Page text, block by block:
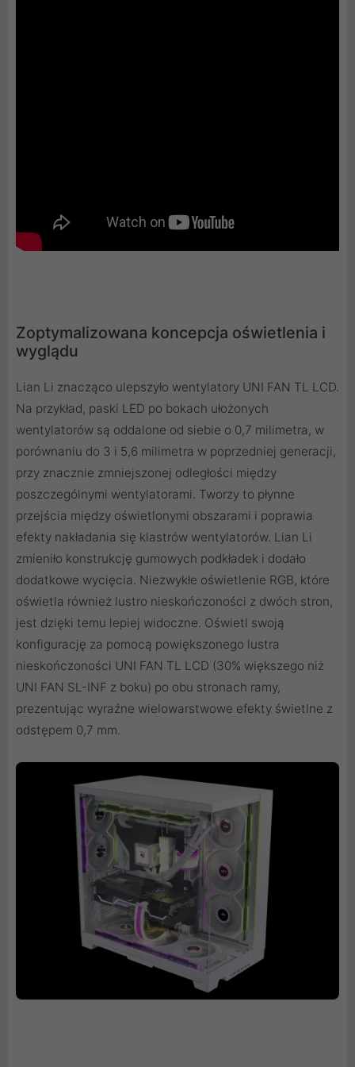
Zoptymalizowana koncepcja oświetlenia i
wyglądu
Lian Li znacząco ulepszyło wentylatory UNI FAN TL LCD.
Na przykład, paski LED po bokach ułożonych
wentylatorów są oddalone od siebie o 0,7 milimetra, w
porównaniu do 3 i 5,6 milimetra w poprzedniej generacji,
przy znacznie zmniejszonej odległości między
poszczególnymi wentylatorami. Tworzy to płynne
przejścia między oświetlonymi obszarami i poprawia
efekty nakładania się klastrów wentylatorów. Lian Li
zmieniło konstrukcję gumowych podkładek i dodało
dodatkowe wycięcia. Niezwykłe oświetlenie RGB, które
oświetla również lustro nieskończoności z dwóch stron,
jest dzięki temu lepiej widoczne. Oświetl swoją
konfigurację za pomocą powiększonego lustra
nieskończoności UNI FAN TL LCD (30% większego niż
UNI FAN SL-INF z boku) po obu stronach ramy,
prezentując wyraźne wielowarstwowe efekty świetlne z
odstępem 0,7 mm.